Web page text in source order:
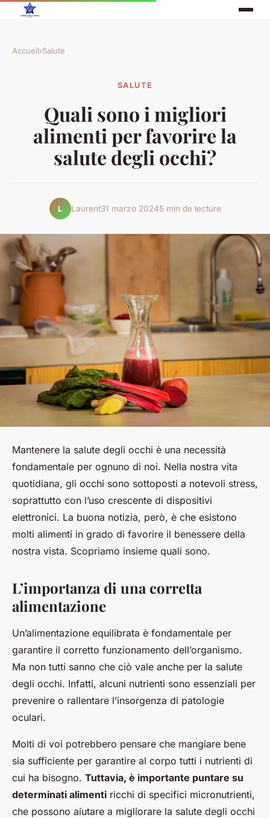
Accueil›Salute
SALUTE
Quali sono i migliori
alimenti per favorire la
salute degli occhi?
L Laurent31 marzo 20245 min de lecture
Mantenere la salute degli occhi è una necessità
fondamentale per ognuno di noi. Nella nostra vita
quotidiana, gli occhi sono sottoposti a notevoli stress,
soprattutto con l’uso crescente di dispositivi
elettronici. La buona notizia, però, è che esistono
molti alimenti in grado di favorire il benessere della
nostra vista. Scopriamo insieme quali sono.
L’importanza di una corretta
alimentazione
Un’alimentazione equilibrata è fondamentale per
garantire il corretto funzionamento dell’organismo.
Ma non tutti sanno che ciò vale anche per la salute
degli occhi. Infatti, alcuni nutrienti sono essenziali per
prevenire o rallentare l’insorgenza di patologie
oculari.
Molti di voi potrebbero pensare che mangiare bene
sia sufficiente per garantire al corpo tutti i nutrienti di
cui ha bisogno. Tuttavia, è importante puntare su
determinati alimenti ricchi di specifici micronutrienti,
che possono aiutare a migliorare la salute degli occhi